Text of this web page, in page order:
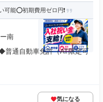
可能⭕初期費用ゼロ円❗
南
普通自動車免許（AT限定可
気になる